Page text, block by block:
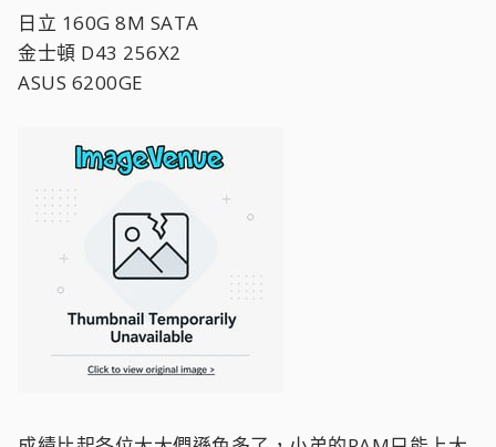
日立 160G 8M SATA
金士頓 D43 256X2
ASUS 6200GE